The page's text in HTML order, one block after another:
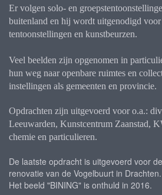
Er volgen solo- en
buitenland en hij wordt uitgenodigd
tentoonstellingen en kunstbeurzen.
Veel beelden zijn opgenomen in
hun weg naar openbare ruimtes en
instellingen als gemeenten en provincie.
Opdrachten zijn uitgevoerd voor o.a.:
Leeuwarden, Kunstcentrum Zaanstad,
chemie en particulieren.
De laatste opdracht is uitgevoerd voor
renovatie van de Vogelbuurt in Drachten.
Het beeld "BINING" is onthuld in 2016.